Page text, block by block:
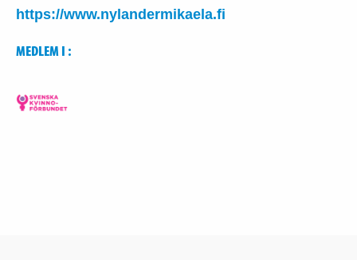
https://www.nylandermikaela.fi
MEDLEM I :